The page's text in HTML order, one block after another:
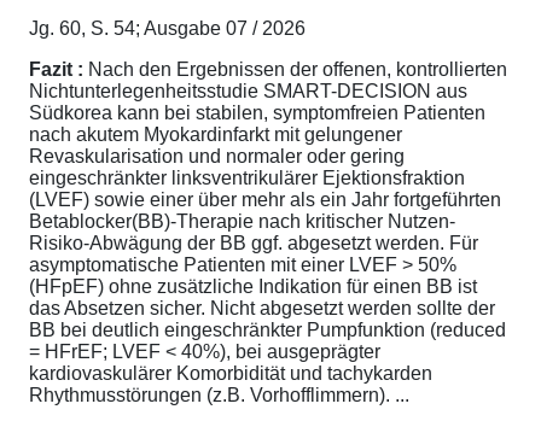
Jg. 60, S. 54; Ausgabe 07 / 2026
Fazit : Nach den Ergebnissen der offenen, kontrollierten
Nichtunterlegenheitsstudie SMART-DECISION aus
Südkorea kann bei stabilen, symptomfreien Patienten
nach akutem Myokardinfarkt mit gelungener
Revaskularisation und normaler oder gering
eingeschränkter linksventrikulärer Ejektionsfraktion
(LVEF) sowie einer über mehr als ein Jahr fortgeführten
Betablocker(BB)-Therapie nach kritischer Nutzen-
Risiko-Abwägung der BB ggf. abgesetzt werden. Für
asymptomatische Patienten mit einer LVEF > 50%
(HFpEF) ohne zusätzliche Indikation für einen BB ist
das Absetzen sicher. Nicht abgesetzt werden sollte der
BB bei deutlich eingeschränkter Pumpfunktion (reduced
= HFrEF; LVEF < 40%), bei ausgeprägter
kardiovaskulärer Komorbidität und tachykarden
Rhythmusstörungen (z.B. Vorhofflimmern). ...